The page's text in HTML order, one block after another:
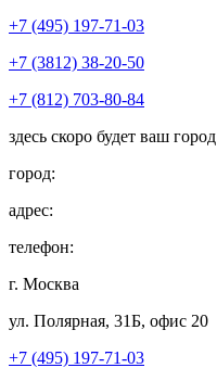
+7 (495) 197-71-03
+7 (3812) 38-20-50
+7 (812) 703-80-84
здесь скоро будет ваш город
город:
адрес:
телефон:
г. Москва
ул. Полярная, 31Б, офис 20
+7 (495) 197-71-03